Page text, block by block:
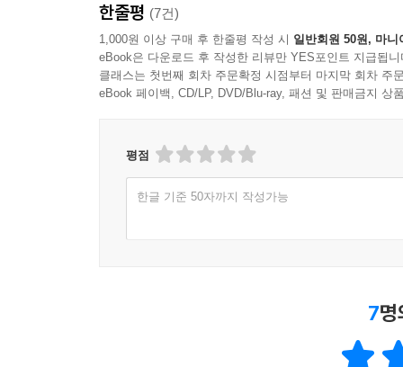
시간을 관통해내는 김보영의 장편소설 〈당신을
한줄평 (7건)
1,000원 이상 구매 후 한줄평 작성 시 일반회원 50원, 마니
eBook은 다운로드 후 작성한 리뷰만 YES포인트 지급됩니
클래스는 첫번째 회차 주문확정 시점부터 마지막 회차 주
eBook 페이백, CD/LP, DVD/Blu-ray, 패션 및 판매금지 상
평점
한글 기준 50자까지 작성가능
7